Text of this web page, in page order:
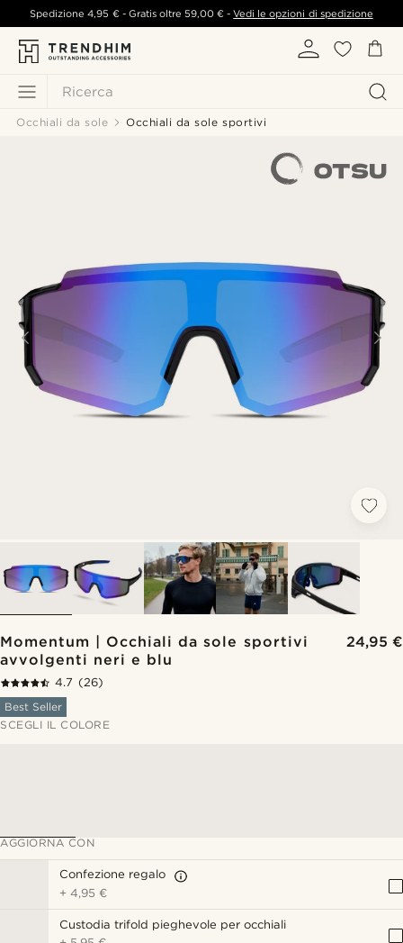
Ricerca
Spedizione4,95 €- Gratis oltre 59,00 € -Vedi le opzioni di spedizione
Occhiali da sole Occhiali da sole sportivi
Momentum | Occhiali da sole sportivi
avvolgenti neri e blu
24,95 €
4.7 (26)
Best Seller
SCEGLI IL COLORE
AGGIORNA CON
Confezione regalo
+4,95 €
Custodia trifold pieghevole per occhiali